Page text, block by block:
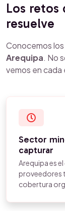
Los retos
resuelve
Conocemos
Arequipa. No
vemos en
Sector
capturar
Arequipa es
proveedores
cobertura